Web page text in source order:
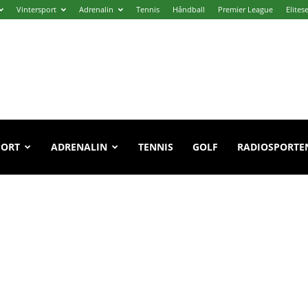
Vintersport Adrenalin Tennis Håndball Premier League
ADRENALIN TENNIS GOLF